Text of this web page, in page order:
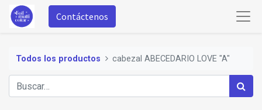
Contáctenos
Todos los productos cabezal ABECEDARIO LOVE "A"